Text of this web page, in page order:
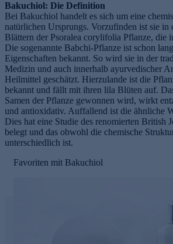
Bakuchiol: Die Definition
Bei Bakuchiol handelt es sich um eine
natürlichen Ursprungs. Vorzufinden ist sie in
Blättern der Psoralea corylifolia Pflanze, die
Die sogenannte Babchi-Pflanze ist schon
Eigenschaften bekannt. So wird sie in der
Medizin und auch innerhalb ayurvedischer
Heilmittel geschätzt. Hierzulande ist die
bekannt und fällt mit ihren lila Blüten auf.
Samen der Pflanze gewonnen wird, wirkt
und antioxidativ. Auffallend ist die ähnliche
Dies hat eine Studie des renomierten British
belegt und das obwohl die chemische
unterschiedlich ist.
Favoriten mit Bakuchiol